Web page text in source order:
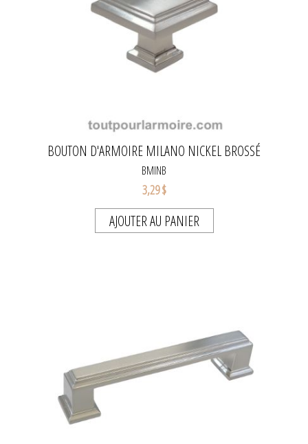
BOUTON D'ARMOIRE MILANO NICKEL BROSSÉ
BMINB
3,29 $
AJOUTER AU PANIER